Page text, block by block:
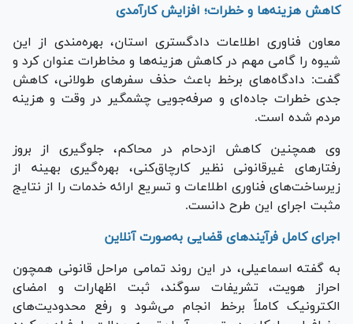
کاهش هزینه‌ها و خطرات؛ افزایش کارآمدی
معاون فناوری اطلاعات دادگستری استان، بهره‌مندی از این
شیوه را گامی مهم در کاهش هزینه‌ها و مخاطرات عنوان کرد و
گفت: دادگاه‌های برخط باعث حذف سفر‌های طولانی، کاهش
جدی خطرات جاده‌ای و صرفه‌جویی چشمگیر در وقت و هزینه
مردم شده است.
وی همچنین کاهش ازدحام در محاکم، جلوگیری از بروز
رفتار‌های غیرقانونی نظیر کارچاق‌کنی، بهره‌گیری بهینه از
زیرساخت‌های فناوری اطلاعات و تسریع ارائه خدمات را از نتایج
مثبت اجرای این طرح دانست.
اجرای کامل فرآیند‌های قضایی به‌صورت آنلاین
به گفته اسماعیلی، در این روند تمامی مراحل قانونی همچون
احراز هویت، تشریفات سوگند، ثبت اظهارات و امضای
الکترونیک کاملاً برخط انجام می‌شود و رفع محدودیت‌های